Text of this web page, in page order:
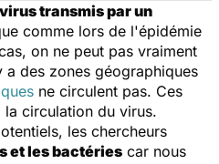
virus transmis par un
comme lors de l'épidémie
on ne peut pas vraiment
des zones géographiques
ne circulent pas. Ces
la circulation du virus.
les chercheurs
et les bactéries car nous